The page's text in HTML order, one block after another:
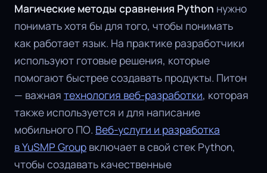
Магические методы сравнения Python нужно
понимать хотя бы для того, чтобы понимать
как работает язык. На практике разработчики
используют готовые решения, которые
помогают быстрее создавать продукты. Питон
— важная технология веб-разработки, которая
также используется и для написание
мобильного ПО. Веб-услуги и разработка
в YuSMP Group включает в свой стек Python,
чтобы создавать качественные